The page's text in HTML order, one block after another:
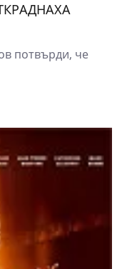
потвърди, че